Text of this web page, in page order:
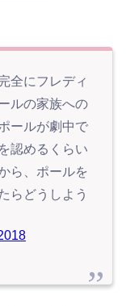
全にフレディ
ルの家族への
ールが劇中で
認めるくらい
ら、ポールを
らどうしよう